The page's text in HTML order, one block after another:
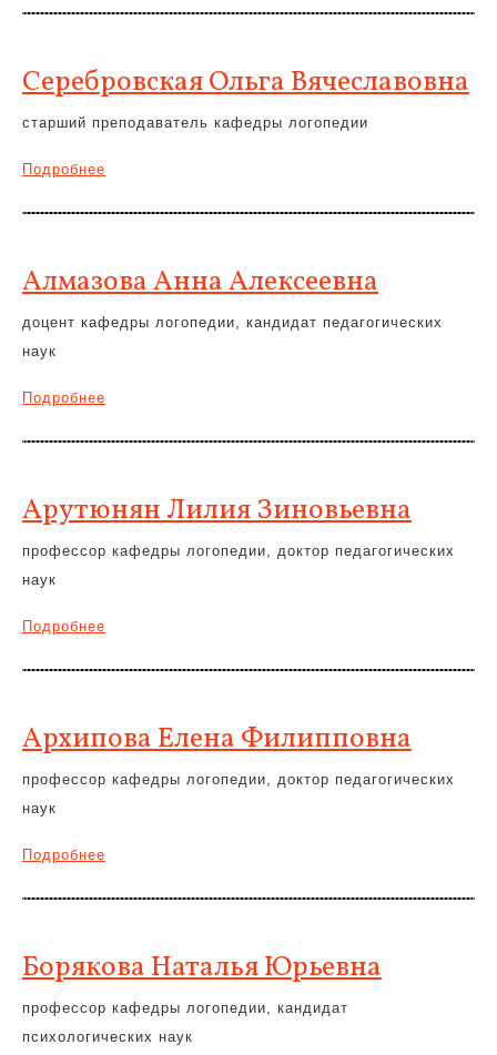
Серебровская Ольга Вячеславовна
старший преподаватель кафедры логопедии
Подробнее
Алмазова Анна Алексеевна
доцент кафедры логопедии, кандидат педагогических
наук
Подробнее
Арутюнян Лилия Зиновьевна
профессор кафедры логопедии, доктор педагогических
наук
Подробнее
Архипова Елена Филипповна
профессор кафедры логопедии, доктор педагогических
наук
Подробнее
Борякова Наталья Юрьевна
профессор кафедры логопедии, кандидат
психологических наук